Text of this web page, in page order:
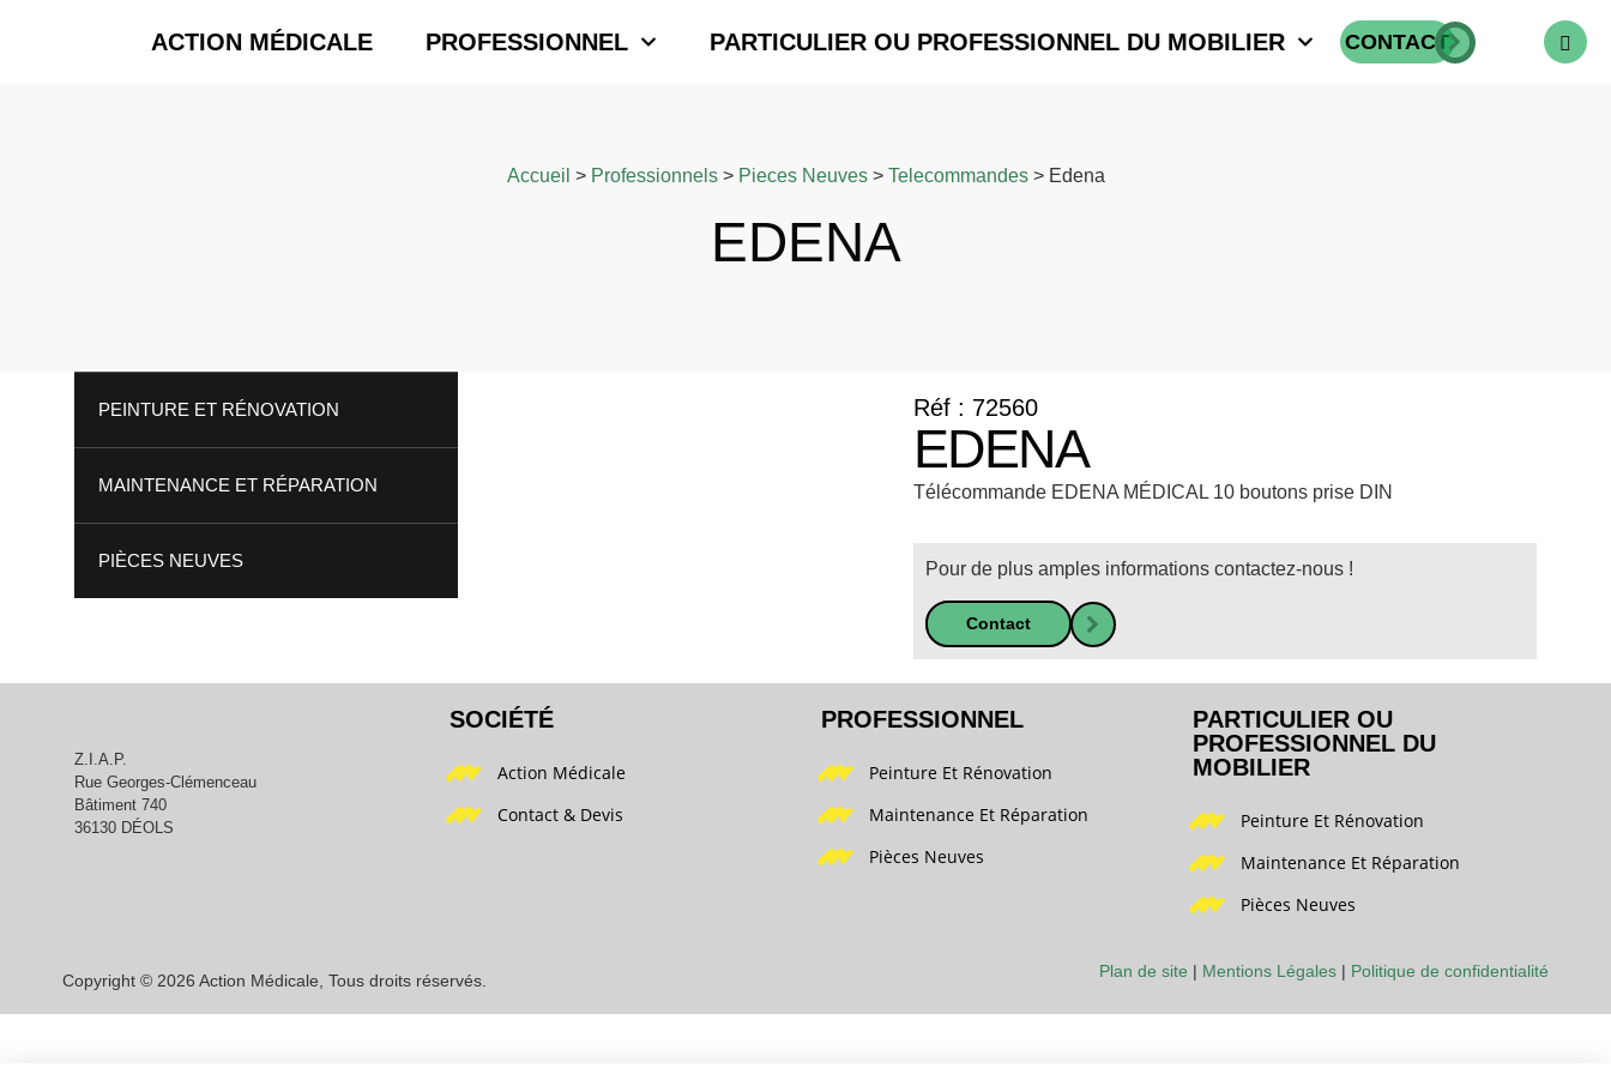
ACTION MÉDICALE PROFESSIONNEL PARTICULIER OU PROFESSIONNEL DU MOBILIER CONTACT
Accueil > Professionnels> Pieces Neuves> Telecommandes> Edena
EDENA
PEINTURE ET RÉNOVATION
MAINTENANCE ET RÉPARATION
PIÈCES NEUVES
Réf : 72560
EDENA
Télécommande EDENA MÉDICAL 10 boutons prise DIN
Pour de plus amples informations contactez-nous !
Contact
Z.I.A.P.
Rue Georges-Clémenceau
Bâtiment 740
36130 DÉOLS
SOCIÉTÉ
Action Médicale
Contact & Devis
PROFESSIONNEL
Peinture Et Rénovation
Maintenance Et Réparation
Pièces Neuves
PARTICULIER OU
PROFESSIONNEL DU
MOBILIER
Peinture Et Rénovation
Maintenance Et Réparation
Pièces Neuves
Copyright © 2026 Action Médicale, Tous droits réservés. Plan de site | Mentions Légales | Politique de confidentialité